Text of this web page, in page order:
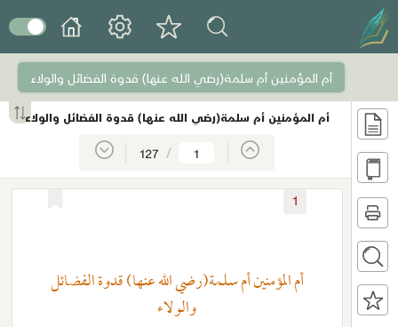
أم المؤمنين أم سلمة(رضي الله عنها) قدوة الفضائل والولاء
أم المؤمنين أم سلمة(رضي الله عنها) قدوة الفضائل والولاء
/
127
أم المؤمنين أم سلمة(رضي الله عنها) قدوة الفضائل
والولاء